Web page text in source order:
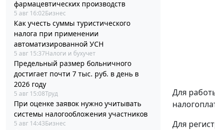
фармацевтических производств
5 авг 16:02Бизнес
Как учесть суммы туристического
налога при применении
автоматизированной УСН
5 авг 15:37Налоги и бухучет
Предельный размер больничного
достигает почти 7 тыс. руб. в день в
2026 году
5 авг 15:08Труд
При оценке заявок нужно учитывать
системы налогообложения участников
5 авг 14:43Бизнес
Для
Для